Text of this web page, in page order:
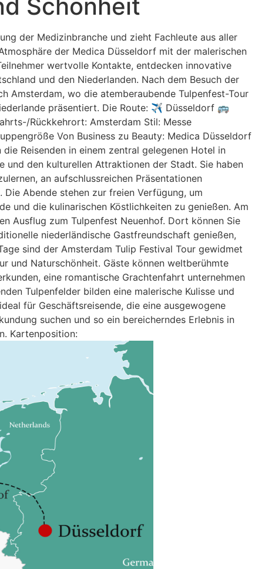
Schönheit
der Medizinbranche und zieht Fachleute aus aller
der Medica Düsseldorf mit der malerischen
wertvolle Kontakte, entdecken innovative
und den Niederlanden. Nach dem Besuch der
Amsterdam, wo die atemberaubende Tulpenfest-Tour
präsentiert. Die Route: ✈ Düsseldorf 🚌
Rückkehrort: Amsterdam Stil: Messe
Von Business zu Beauty: Medica Düsseldorf
Reisenden in einem zentral gelegenen Hotel in
und den kulturellen Attraktionen der Stadt. Sie haben
an aufschlussreichen Präsentationen
Abende stehen zur freien Verfügung, um
und die kulinarischen Köstlichkeiten zu genießen. Am
Ausflug zum Tulpenfest Neuenhof. Dort können Sie
niederländische Gastfreundschaft genießen,
sind der Amsterdam Tulip Festival Tour gewidmet
und Naturschönheit. Gäste können weltberühmte
eine romantische Grachtenfahrt unternehmen
Tulpenfelder bilden eine malerische Kulisse und
für Geschäftsreisende, die eine ausgewogene
suchen und so ein bereicherndes Erlebnis in
Kartenposition: